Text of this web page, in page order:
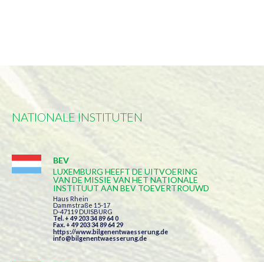
NATIONALE INSTITUTEN
BEV
LUXEMBURG HEEFT DE UITVOERING
VAN DE MISSIE VAN HET NATIONALE
INSTITUUT AAN BEV TOEVERTROUWD
Haus Rhein
Dammstraße 15-17
D-47119 DUISBURG
Tel. + 49 203 34 89 64 0
Fax. + 49 203 34 89 64 29
https://www.bilgenentwaesserung.de
info@bilgenentwaesserung.de